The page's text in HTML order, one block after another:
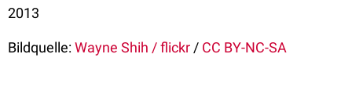
2013
Bildquelle:Wayne Shih / flickr / CC BY-NC-SA